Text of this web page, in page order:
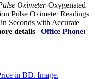
Oximeter-Oxygenated
Pulse Oximeter Readings
Seconds with Accurate
details
Office Phone: